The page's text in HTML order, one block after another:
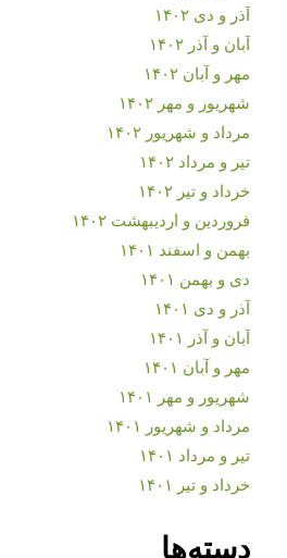
آذر و دی ۱۴۰۲
آبان و آذر ۱۴۰۲
مهر و آبان ۱۴۰۲
شهریور و مهر ۱۴۰۲
مرداد و شهریور ۱۴۰۲
تیر و مرداد ۱۴۰۲
خرداد و تیر ۱۴۰۲
فروردین و اردیبهشت ۱۴۰۲
بهمن و اسفند ۱۴۰۱
دی و بهمن ۱۴۰۱
آذر و دی ۱۴۰۱
آبان و آذر ۱۴۰۱
مهر و آبان ۱۴۰۱
شهریور و مهر ۱۴۰۱
مرداد و شهریور ۱۴۰۱
تیر و مرداد ۱۴۰۱
خرداد و تیر ۱۴۰۱
دسته‌ها